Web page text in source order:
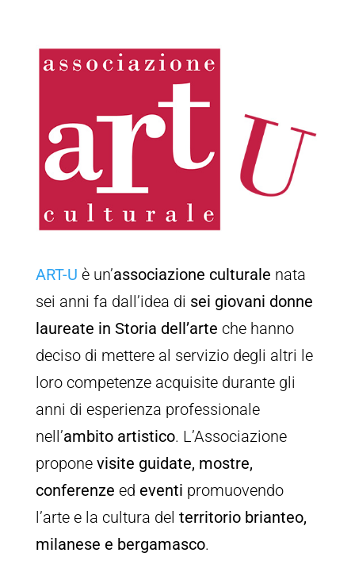
ART-U è un’associazione culturale nata
sei anni fa dall’idea di sei giovani donne
laureate in Storia dell’arte che hanno
deciso di mettere al servizio degli altri le
loro competenze acquisite durante gli
anni di esperienza professionale
nell’ambito artistico. L’Associazione
propone visite guidate, mostre,
conferenze ed eventi promuovendo
l’arte e la cultura del territorio brianteo,
milanese e bergamasco.